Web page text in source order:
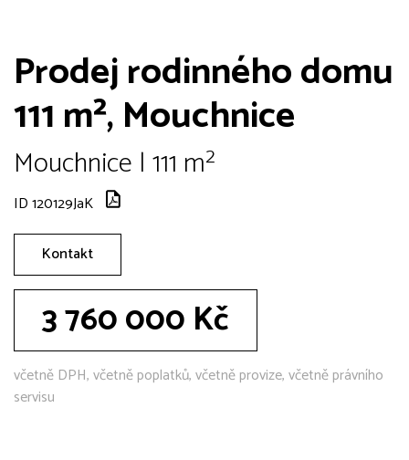
Prodej rodinného domu
111 m², Mouchnice
Mouchnice | 111 m²
ID 120129JaK
Kontakt
3 760 000 Kč
včetně DPH, včetně poplatků, včetně provize, včetně právního
servisu